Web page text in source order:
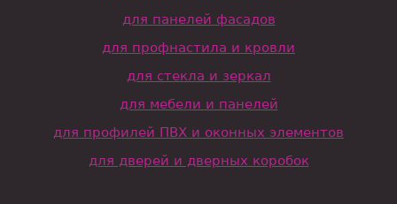
для панелей фасадов
для профнастила и кровли
для стекла и зеркал
для мебели и панелей
для профилей ПВХ и оконных элементов
для дверей и дверных коробок